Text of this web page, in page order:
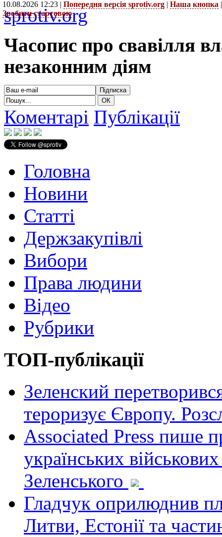
10.08.2026 12:23 | Попередня версія sprotiv.org | Наша кнопка
Зробити стартовою
sprotiv.org
Часопис про свавілля
незаконним діям
Коментарі Публікації
Головна
Новини
Статті
Держзакупівлі
Вибори
Права людини
Відео
Рубрики
ТОП-публікації
Зеленский
тероризує Європу.
Associated Press пише
українських
Зеленського
Гладчук оприлюднив
Литви, Естонії та